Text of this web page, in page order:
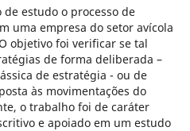
estudo o processo de
uma empresa do setor avícola
objetivo foi verificar se tal
de forma deliberada –
de estratégia - ou de
às movimentações do
o trabalho foi de caráter
e apoiado em um estudo